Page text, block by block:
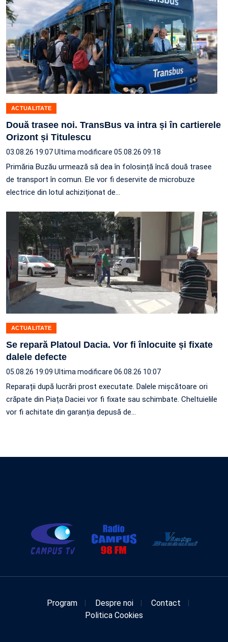
ACTUALITATE
Două trasee noi. TransBus va intra și în cartierele
Orizont și Titulescu
03.08.26 19:07Ultima modificare 05.08.26 09:18
Primăria Buzău urmează să dea în folosință încă două trasee
de transport în comun. Ele vor fi deservite de microbuze
electrice din lotul achiziționat de…
ACTUALITATE
Se repară Platoul Dacia. Vor fi înlocuite și fixate
dalele defecte
05.08.26 19:09 Ultima modificare 06.08.26 10:07
Reparații după lucrări prost executate. Dalele mișcătoare ori
crăpate din Piața Daciei vor fi fixate sau schimbate. Cheltuielile
vor fi achitate din garanția depusă de…
Program Despre noi
Contact
Politica Cookies